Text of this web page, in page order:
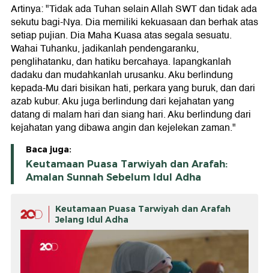
Artinya: "Tidak ada Tuhan selain Allah SWT dan tidak ada
sekutu bagi-Nya. Dia memiliki kekuasaan dan berhak atas
setiap pujian. Dia Maha Kuasa atas segala sesuatu.
Wahai Tuhanku, jadikanlah pendengaranku,
penglihatanku, dan hatiku bercahaya. lapangkanlah
dadaku dan mudahkanlah urusanku. Aku berlindung
kepada-Mu dari bisikan hati, perkara yang buruk, dan dari
azab kubur. Aku juga berlindung dari kejahatan yang
datang di malam hari dan siang hari. Aku berlindung dari
kejahatan yang dibawa angin dan kejelekan zaman."
Baca juga:
Keutamaan Puasa Tarwiyah dan Arafah:
Amalan Sunnah Sebelum Idul Adha
Keutamaan Puasa Tarwiyah dan Arafah
Jelang Idul Adha